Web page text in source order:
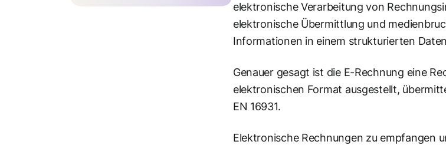
elektronische Verarbeitung von
elektronische Übermittlung und
Informationen in einem strukturierten
Genauer gesagt ist die E-Rechnung eine
elektronischen Format ausgestellt,
EN 16931.
Elektronische Rechnungen zu